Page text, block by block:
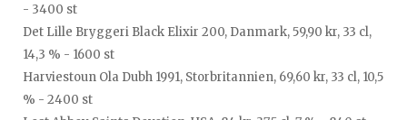
- 3400 st
Det Lille Bryggeri Black Elixir 200, Danmark, 59,90 kr, 33 cl,
14,3 % - 1600 st
Harviestoun Ola Dubh 1991, Storbritannien, 69,60 kr, 33 cl, 10,5
% - 2400 st